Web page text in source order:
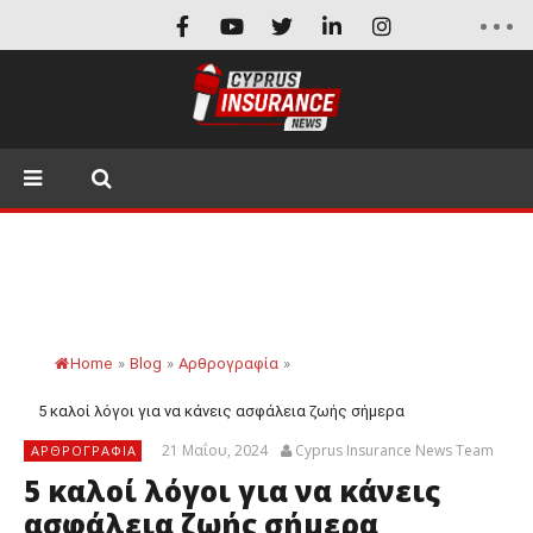
Home » Blog » Αρθρογραφία »
5 καλοί λόγοι για να κάνεις ασφάλεια ζωής σήμερα
ΑΡΘΡΟΓΡΑΦΊΑ 21 Μαΐου, 2024 Cyprus Insurance News Team
5 καλοί λόγοι για να κάνεις
ασφάλεια ζωής σήμερα